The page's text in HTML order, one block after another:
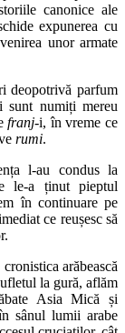
canonice ale
expunerea cu
unor armate
deopotrivă parfum
sunt numiți mereu
franj-i, în vreme ce
rumi.
l-au condus la
le-a ținut pieptul
în continuare pe
ce reușesc să
arăbească
la gură, aflăm
Asia Mică și
sânul lumii arabe